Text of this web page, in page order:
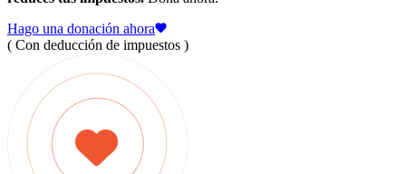
Hago una donación ahora
( Con deducción de impuestos )